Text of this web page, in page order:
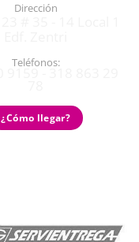
Dirección
Teléfonos:
¿Cómo llegar?